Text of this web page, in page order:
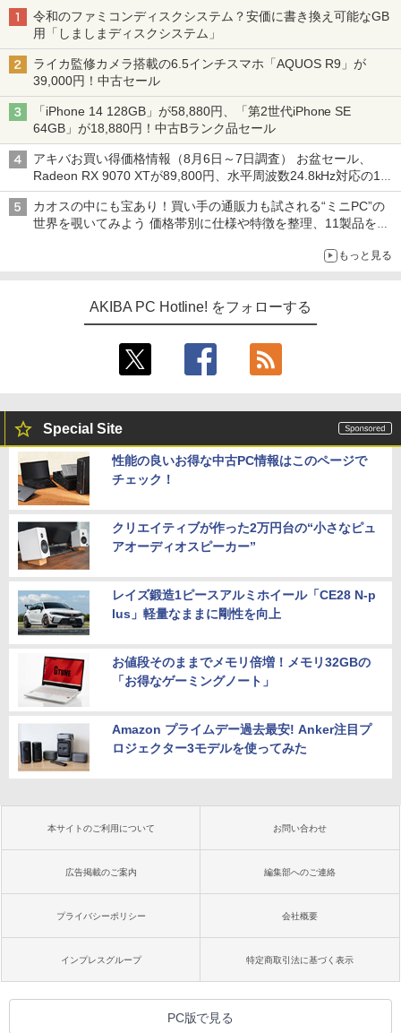
令和のファミコンディスクシステム？安価に書き換え可能なGB
用「しましまディスクシステム」
ライカ監修カメラ搭載の6.5インチスマホ「AQUOS R9」が
39,000円！中古セール
「iPhone 14 128GB」が58,880円、「第2世代iPhone SE
64GB」が18,880円！中古Bランク品セール
アキバお買い得価格情報（8月6日～7日調査） お盆セール、
Radeon RX 9070 XTが89,800円、水平周波数24.8kHz対応の17
型モニターが9,801円、暑さ指数連動セール ほか
カオスの中にも宝あり！買い手の通販力も試される“ミニPC”の
世界を覗いてみよう 価格帯別に仕様や特徴を整理、11製品をピ
もっと見る
AKIBA PC Hotline! をフォローする
Special Site
性能の良いお得な中古PC情報はこのページで
チェック！
クリエイティブが作った2万円台の“小さなピュ
アオーディオスピーカー”
レイズ鍛造1ピースアルミホイール「CE28 N-p
lus」軽量なままに剛性を向上
お値段そのままでメモリ倍増！メモリ32GBの
「お得なゲーミングノート」
Amazon プライムデー過去最安! Anker注目プ
ロジェクター3モデルを使ってみた
本サイトのご利用について お問い合わせ
広告掲載のご案内 編集部へのご連絡
プライバシーポリシー 会社概要
インプレスグループ 特定商取引法に基づく表示
PC版で見る